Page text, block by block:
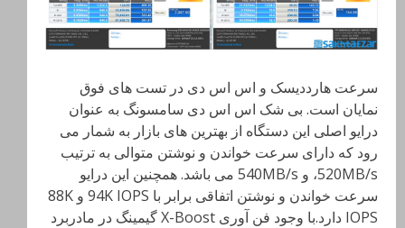
سرعت هارددیسک و اس اس دی در تست های فوق
نمایان است. بی شک اس اس دی سامسونگ به عنوان
درایو اصلی این دستگاه از بهترین های بازار به شمار می
رود که دارای سرعت خواندن و نوشتن متوالی به ترتیب
520MB/s، و 540MB/s می باشد. همچنین این درایو
سرعت خواندن و نوشتن اتفاقی برابر با 94K IOPS و 88K
IOPS دارد.با وجود فن آوری X-Boost گیمینگ در مادربرد